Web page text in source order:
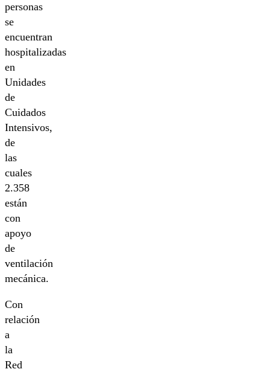
personas
se
encuentran
hospitalizadas
en
Unidades
de
Cuidados
Intensivos,
de
las
cuales
2.358
están
con
apoyo
de
ventilación
mecánica.
Con
relación
a
la
Red